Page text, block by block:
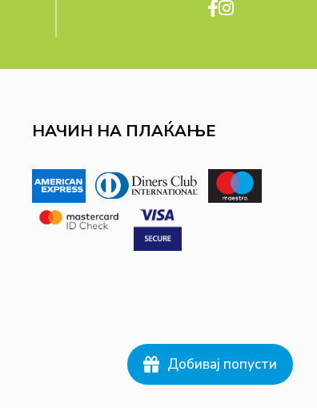
НАЧИН НА ПЛАЌАЊЕ
Добивај попусти